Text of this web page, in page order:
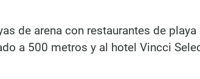
de arena con restaurantes de
a 500 metros y al hotel Vincci